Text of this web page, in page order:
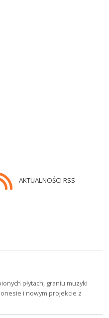
AKTUALNOŚCI RSS
płytach, graniu muzyki
i nowym projekcie z